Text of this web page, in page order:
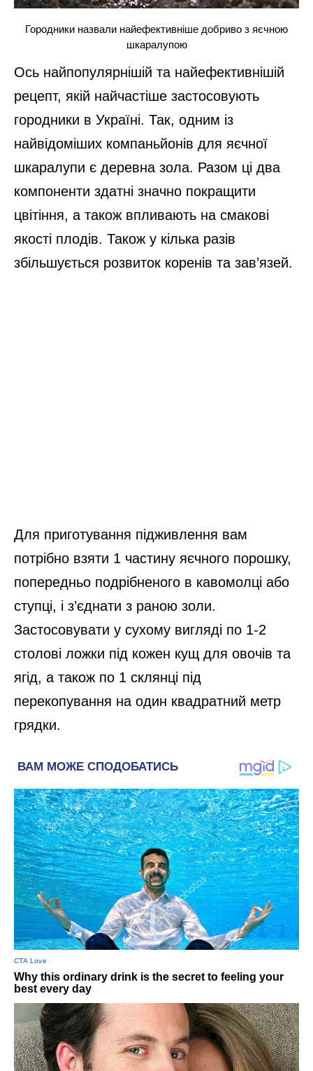
Городники назвали найефективніше добриво з яєчною
шкаралупою
Ось найпопулярнішій та найефективнішій
рецепт, якій найчастіше застосовують
городники в Україні. Так, одним із
найвідоміших компаньйонів для яєчної
шкаралупи є деревна зола. Разом ці два
компоненти здатні значно покращити
цвітіння, а також впливають на смакові
якості плодів. Також у кілька разів
збільшується розвиток коренів та зав’язей.
Для приготування підживлення вам
потрібно взяти 1 частину яєчного порошку,
попередньо подрібненого в кавомолці або
ступці, і з’єднати з раною золи.
Застосовувати у сухому вигляді по 1-2
столові ложки під кожен кущ для овочів та
ягід, а також по 1 склянці під
перекопування на один квадратний метр
грядки.